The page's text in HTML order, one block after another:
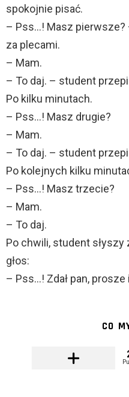
spokojnie pisać.
– Pss…! Masz pierwsze?
za plecami.
– Mam.
– To daj. – student
Po kilku minutach.
– Pss…! Masz drugie?
– Mam.
– To daj. – student
Po kolejnych kilku
– Pss…! Masz trzecie?
– Mam.
– To daj.
Po chwili, student
głos:
– Pss…! Zdał pan,
CO